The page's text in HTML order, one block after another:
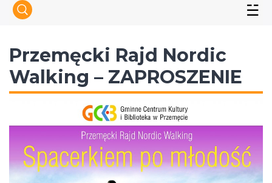
☱
Przemęcki Rajd Nordic
Walking – ZAPROSZENIE